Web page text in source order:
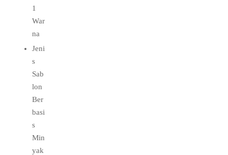
1
War
na
Jeni
s
Sab
lon
Ber
basi
s
Min
yak